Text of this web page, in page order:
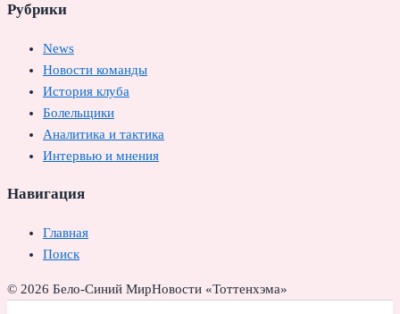
Рубрики
News
Новости команды
История клуба
Болельщики
Аналитика и тактика
Интервью и мнения
Навигация
Главная
Поиск
© 2026 Бело-Синий МирНовости «Тоттенхэма»